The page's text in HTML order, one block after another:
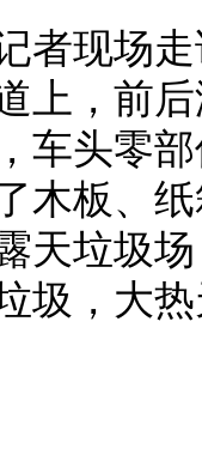
现场走
上，前
车头零
木板、
天垃圾
圾，大